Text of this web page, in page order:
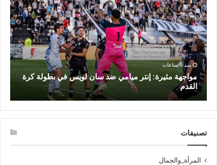
منذ 9 ساعات
مواجهة مثيرة: إنتر ميامي ضد سان لويس في بطولة كرة
القدم
تصنيفات
المرأة_والجمال